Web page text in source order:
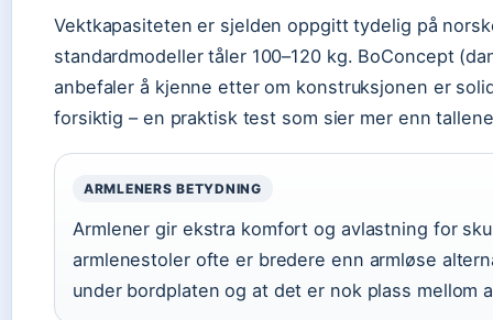
Vektkapasiteten er sjelden oppgitt tydelig på
standardmodeller tåler 100–120 kg. BoConcept
anbefaler å kjenne etter om konstruksjonen er
forsiktig – en praktisk test som sier mer enn
ARMLENERS BETYDNING
Armlener gir ekstra komfort og avlastning for
armlenestoler ofte er bredere enn armløse
under bordplaten og at det er nok plass mellom